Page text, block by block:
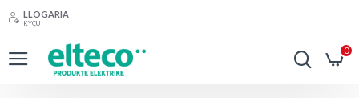
LLOGARIA
KYÇU
0